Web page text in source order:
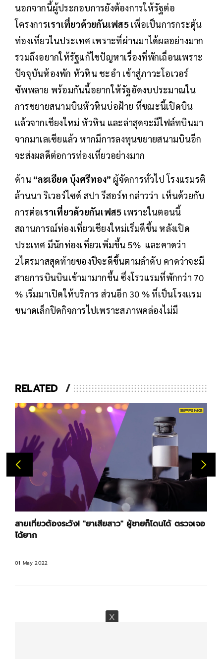
นอกจากนี้ผู้ประกอบการยังต้องการให้รัฐต่อ
โครงการเราเที่ยวด้วยกันเฟส5เพื่อเป็นการกระตุ้น
ท่องเที่ยวในประเทศ เพราะที่ผ่านมาได้ผลอย่างมาก
รวมถึงอยากให้รัฐแก้ไขปัญหาเรื่องที่พักเถื่อนเพราะ
ปัจจุบันห้องพัก หัวหิน ชะอำ เข้าสู่ภาวะโอเวอร์
ซัพพลาย พร้อมกันนี้อยากให้รัฐอัดงบประมาณใน
การขยายสนามบินหัวหินบ่อฝ้าย ที่ขณะนี้เปิดบิน
แล้วจากเชียงใหม่ หัวหิน และล่าสุดจะมีไฟล์ทบินมา
จากมาเลเซียแล้ว หากมีการลงทุนขยายสนามบินอีก
จะส่งผลดีต่อการท่องเที่ยวอย่างมาก
ด้าน “ละเอียด บุ้งศรีทอง” ผู้จัดการทั่วไป โรงแรมรติ
ล้านนา ริเวอร์ไซด์ สปา รีสอร์ท กล่าวว่า เห็นด้วยกับ
การต่อเราเที่ยวด้วยกันเฟส5 เพราะในตอนนี้
สถานการณ์ท่องเที่ยวเชียงใหม่เริ่มดีขึ้น หลังเปิด
ประเทศ มีนักท่องเที่ยวเพิ่มขึ้น 5% และคาดว่า
2ไตรมาสสุดท้ายของปีจะดีขึ้นตามลำดับ คาดว่าจะมี
สายการบินบินเข้ามามากขึ้น ซึ่งโรวแรมที่พักกว่า 70
% เริ่มมาเปิดให้บริการ ส่วนอีก 30 % ที่เป็นโรงแรม
ขนาดเล็กปิดกิจการไปเพราะสภาพคล่องไม่มี
RELATED
สายเที่ยวต้องระวัง! "ยาเสียสาว" ผู้ชายก็โดนได้ ตรวจเจอ
ได้ยาก
01 May 2022